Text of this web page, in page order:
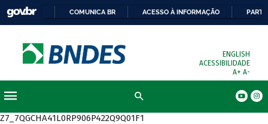
COMUNICA BR ACESSO À INFORMAÇÃO
ENGLISH
ACESSIBILIDADE
A+ A-
Z7_7QGCHA41L0RP906P422Q9Q01F1